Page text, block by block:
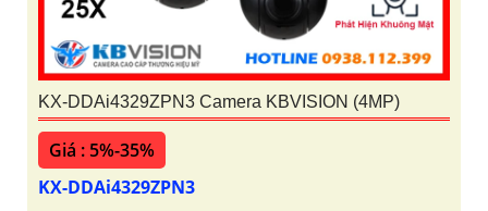
KX-DDAi4329ZPN3 Camera KBVISION (4MP)
Giá : 5%-35%
KX-DDAi4329ZPN3